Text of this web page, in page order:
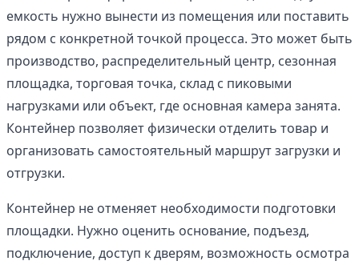
емкость нужно вынести из помещения или поставить
рядом с конкретной точкой процесса. Это может быть
производство, распределительный центр, сезонная
площадка, торговая точка, склад с пиковыми
нагрузками или объект, где основная камера занята.
Контейнер позволяет физически отделить товар и
организовать самостоятельный маршрут загрузки и
отгрузки.
Контейнер не отменяет необходимости подготовки
площадки. Нужно оценить основание, подъезд,
подключение, доступ к дверям, возможность осмотра